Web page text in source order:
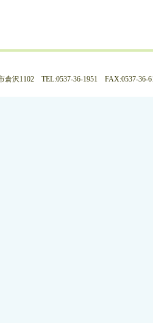
倉沢1102 TEL:0537-36-1951 FAX:0537-36-